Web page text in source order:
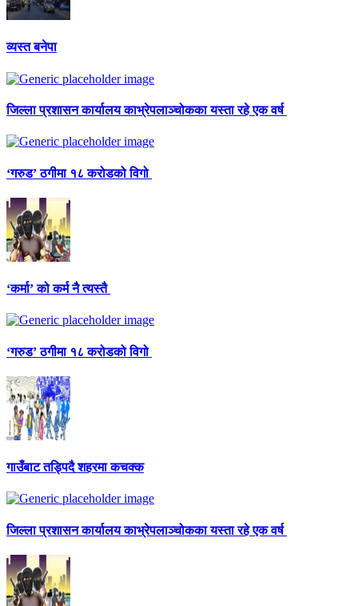
व्यस्त बनेपा
जिल्ला प्रशासन कार्यालय काभ्रेपलाञ्चोकका यस्ता रहे एक वर्ष
‘गरुड’ ठगीमा १८ करोडको विगो
‘कर्मा’ को कर्म नै त्यस्तै
‘गरुड’ ठगीमा १८ करोडको विगो
गाउँबाट तड्पिदै शहरमा कचक्क
जिल्ला प्रशासन कार्यालय काभ्रेपलाञ्चोकका यस्ता रहे एक वर्ष